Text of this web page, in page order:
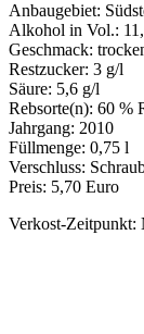
Anbaugebiet:
Alkohol in Vol.:
Geschmack:
Restzucker: 3 g/l
Säure: 5,6 g/l
Rebsorte(n): 60 %
Jahrgang: 2010
Füllmenge: 0,75 l
Verschluss:
Preis: 5,70 Euro
Verkost-Zeitpunkt: